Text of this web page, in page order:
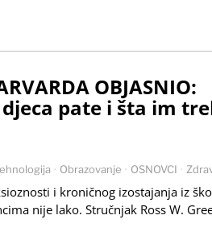
OBJASNIO:
pate i šta im
· Obrazovanje · OSNOVCI ·
i kroničnog izostajanja iz
nije lako. Stručnjak Ross W.